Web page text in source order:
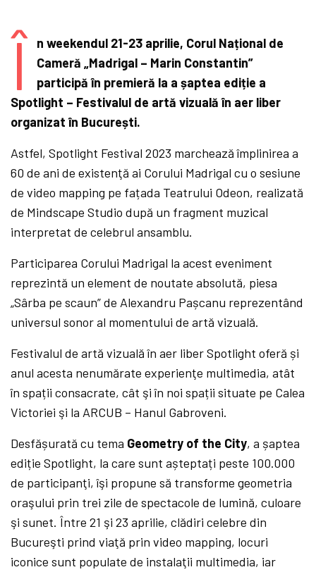
Î n weekendul 21-23 aprilie, Corul Național de
Cameră „Madrigal – Marin Constantin”
participă în premieră la a șaptea ediție a
Spotlight – Festivalul de artă vizuală în aer liber
organizat în București.
Astfel, Spotlight Festival 2023 marchează împlinirea a
60 de ani de existenţă ai Corului Madrigal cu o sesiune
de video mapping pe fațada Teatrului Odeon, realizată
de Mindscape Studio după un fragment muzical
interpretat de celebrul ansamblu.
Participarea Corului Madrigal la acest eveniment
reprezintă un element de noutate absolută, piesa
„Sârba pe scaun” de Alexandru Pașcanu reprezentând
universul sonor al momentului de artă vizuală.
Festivalul de artă vizuală în aer liber Spotlight oferă și
anul acesta nenumărate experienţe multimedia, atât
în spații consacrate, cât şi în noi spații situate pe Calea
Victoriei şi la ARCUB – Hanul Gabroveni.
Desfășurată cu tema Geometry of the City, a șaptea
ediție Spotlight, la care sunt așteptați peste 100.000
de participanţi, îşi propune să transforme geometria
oraşului prin trei zile de spectacole de lumină, culoare
şi sunet. Între 21 şi 23 aprilie, clădiri celebre din
Bucureşti prind viaţă prin video mapping, locuri
iconice sunt populate de instalaţii multimedia, iar